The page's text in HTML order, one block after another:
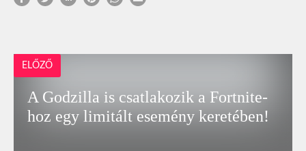
ELŐZŐ
A Godzilla is csatlakozik a Fortnite-
hoz egy limitált esemény keretében!